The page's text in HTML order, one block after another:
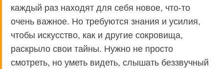
каждый раз находят для себя новое, что-то
очень важное. Но требуются знания и усилия,
чтобы искусство, как и другие сокровища,
раскрыло свои тайны. Нужно не просто
смотреть, но уметь видеть, слышать беззвучный